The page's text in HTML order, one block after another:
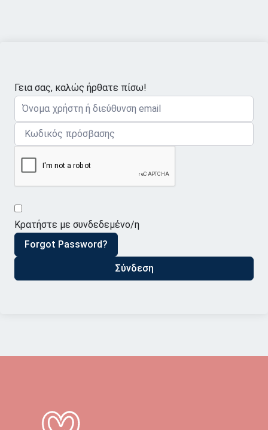
Γεια σας, καλώς ήρθατε πίσω!
Κρατήστε με συνδεδεμένο/η
Forgot Password?
Σύνδεση